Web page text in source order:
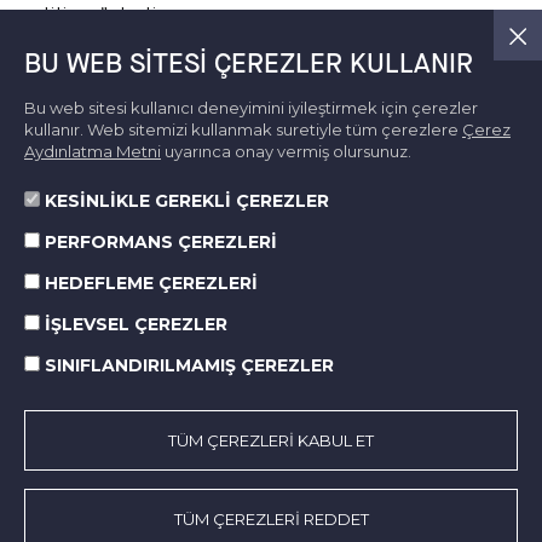
ediliyor” dedi.
Haber Detay
Hakkımızda
Faaliyet Alanları
BU WEB SITESI ÇEREZLER KULLANIR
Bu web sitesi kullanıcı deneyimini iyileştirmek için çerezler
kullanır. Web sitemizi kullanmak suretiyle tüm çerezlere Çerez
Aydınlatma Metni uyarınca onay vermiş olursunuz.
KESİNLİKLE GEREKLİ ÇEREZLER
PERFORMANS ÇEREZLERİ
HEDEFLEME ÇEREZLERİ
İŞLEVSEL ÇEREZLER
SINIFLANDIRILMAMIŞ ÇEREZLER
TÜM ÇEREZLERİ KABUL ET
TÜM ÇEREZLERİ REDDET